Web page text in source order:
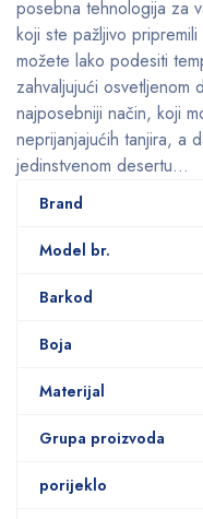
posebna tehnologija za
koji ste pažljivo
možete lako podesiti
zahvaljujući osvetljenom
najposebniji način, koji
neprijanjajućih tanjira, a
jedinstvenom desertu…
Brand
Model br.
Barkod
Boja
Materijal
Grupa proizvoda
porijeklo